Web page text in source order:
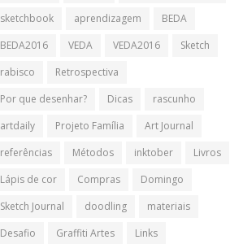
sketchbook
aprendizagem
BEDA
BEDA2016
VEDA VEDA2016
Sketch
rabisco
Retrospectiva
Por que desenhar?
Dicas
rascunho
artdaily
Projeto Família
Art Journal
referências
Métodos inktober
Livros
Lápis de cor
Compras
Domingo
Sketch Journal
doodling
materiais
Desafio
Graffiti Artes
Links